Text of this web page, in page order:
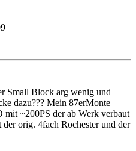
Small Block arg wenig und
dazu??? Mein 87erMonte
mit ~200PS der ab Werk verbaut
orig. 4fach Rochester und der